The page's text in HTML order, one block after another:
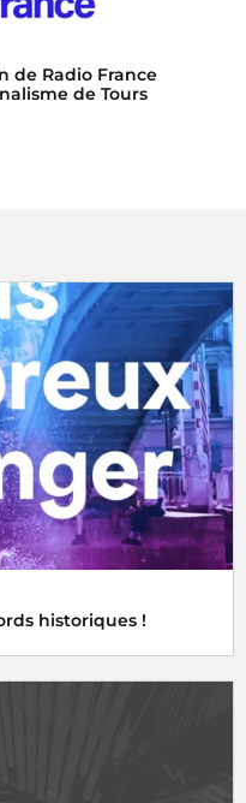
de Radio France
de Tours
historiques !